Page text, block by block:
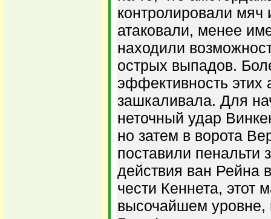
контролировали мяч
атаковали, менее
находили
острых выпадов.
эффективность этих
зашкаливала. Для
неточный удар
но затем в ворота
поставили пенальти
действия ван Рейна
чести Кеннета, этот
высочайшем уровне,